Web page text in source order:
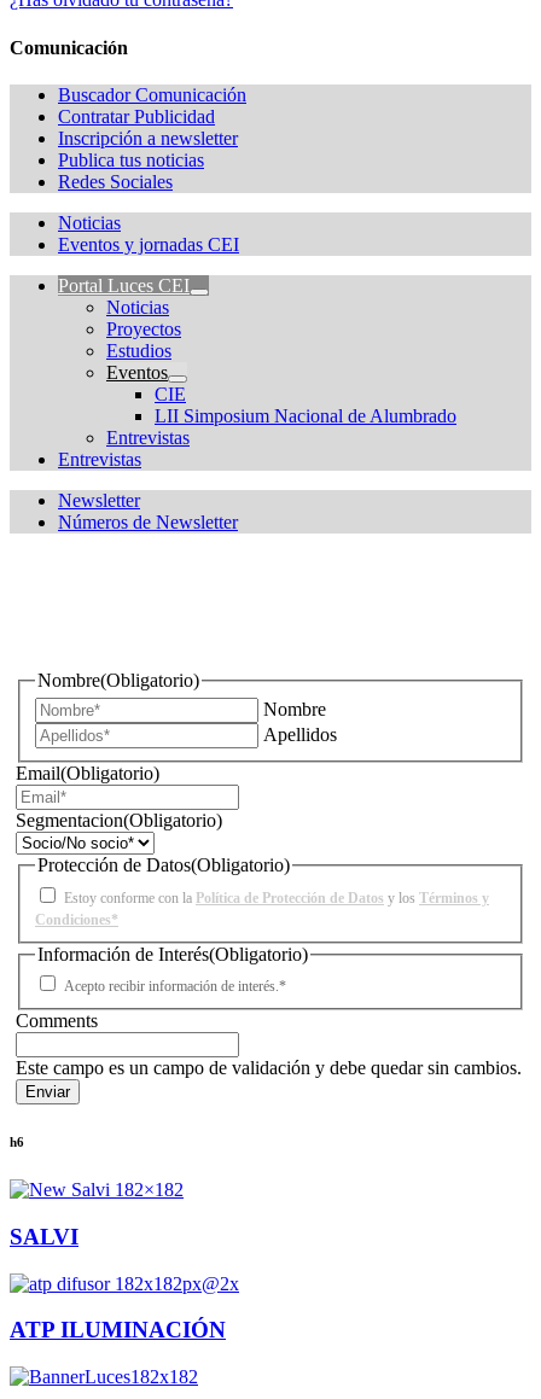
Comunicación
Buscador Comunicación
Contratar Publicidad
Inscripción a newsletter
Publica tus noticias
Redes Sociales
Noticias
Eventos y jornadas CEI
Portal Luces CEI
Noticias
Proyectos
Estudios
Eventos
CIE
LII Simposium Nacional de Alumbrado
Entrevistas
Entrevistas
Newsletter
Números de Newsletter
Nombre(Obligatorio)
Nombre
Apellidos
Email(Obligatorio)
Segmentacion(Obligatorio)
Protección de Datos(Obligatorio)
Estoy conforme con la Política de Protección de Datos y los Términos y
Condiciones*
Información de Interés(Obligatorio)
Acepto recibir información de interés.*
Comments
Este campo es un campo de validación y debe quedar sin cambios.
h6
SALVI
ATP ILUMINACIÓN